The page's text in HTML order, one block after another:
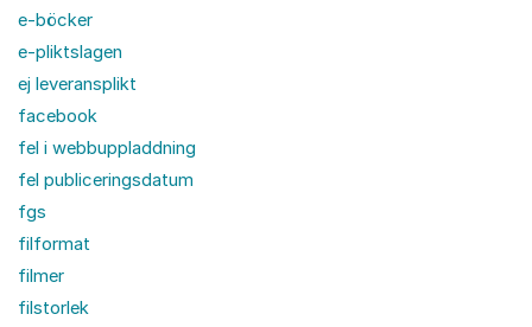
e-böcker
e-pliktslagen
ej leveransplikt
facebook
fel i webbuppladdning
fel publiceringsdatum
fgs
filformat
filmer
filstorlek